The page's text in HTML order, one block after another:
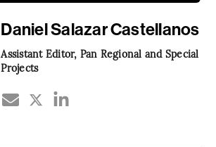
Daniel Salazar Castellanos
Assistant Editor, Pan Regional and Special
Projects